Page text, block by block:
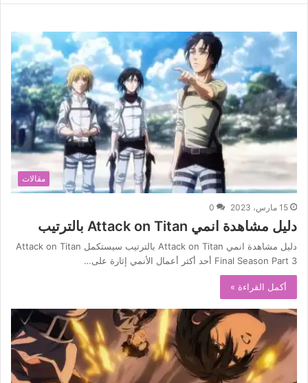
مقالات
15 مارس، 2023 0
دليل مشاهدة انمي Attack on Titan بالترتيب
دليل مشاهدة انمي Attack on Titan بالترتيب سيستكمل Attack on Titan
Final Season Part 3 أحد أكثر أعمال الأنمي إثارة على…
أكمل القراءة »